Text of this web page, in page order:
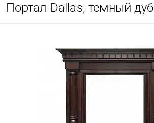
Портал Dallas, темный дуб